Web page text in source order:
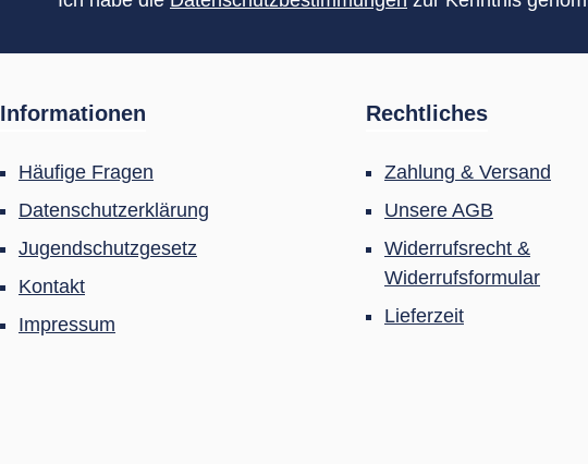
Informationen
Häufige Fragen
Datenschutzerklärung
Jugendschutzgesetz
Kontakt
Impressum
Rechtliches
Zahlung & Versand
Unsere AGB
Widerrufsrecht &
Widerrufsformular
Lieferzeit